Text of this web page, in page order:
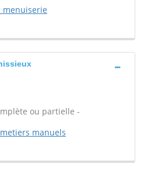
menuiserie
ou partielle -
manuels